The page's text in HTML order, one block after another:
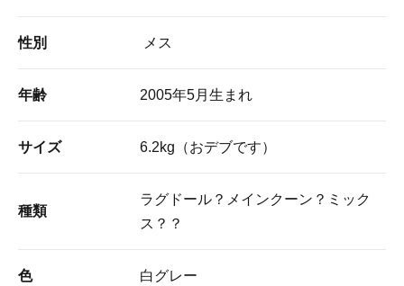
性別 メス
年齢 2005年5月生まれ
サイズ 6.2kg（おデブです）
種類
ラグドール？メインクーン？ミック
ス？？
色 白グレー